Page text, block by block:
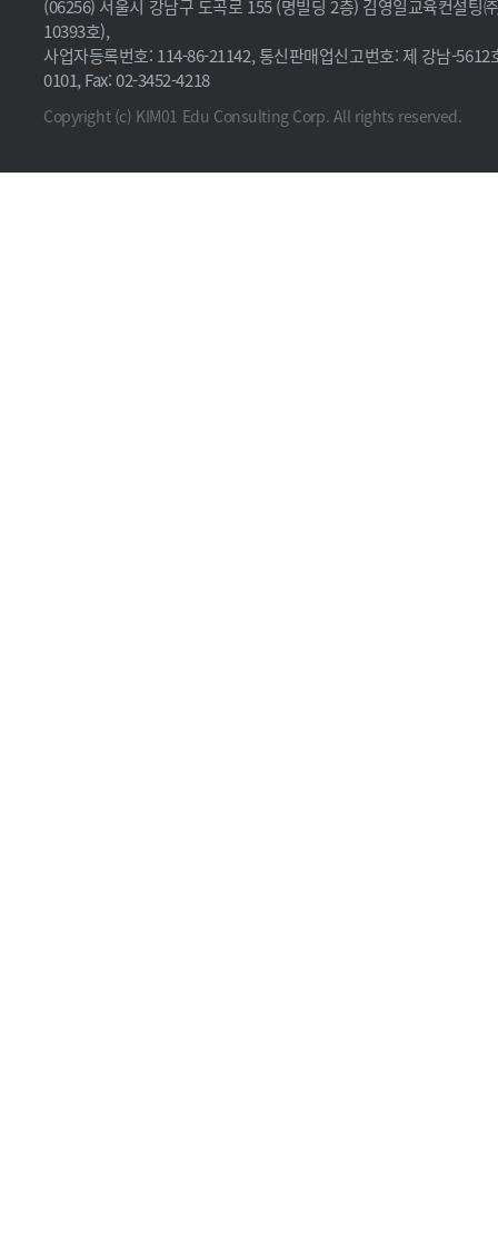
(06256) 서울시 강남구 도곡로 155 (명빌딩 2층) 김영일교육컨설팅
10393호),
사업자등록번호: 114-86-21142, 통신판매업신고번호: 제 강남-
0101, Fax: 02-3452-4218
Copyright (c) KIM01 Edu Consulting Corp. All rights reserved.